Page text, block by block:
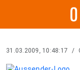
31.03.2009, 10:48:17 /